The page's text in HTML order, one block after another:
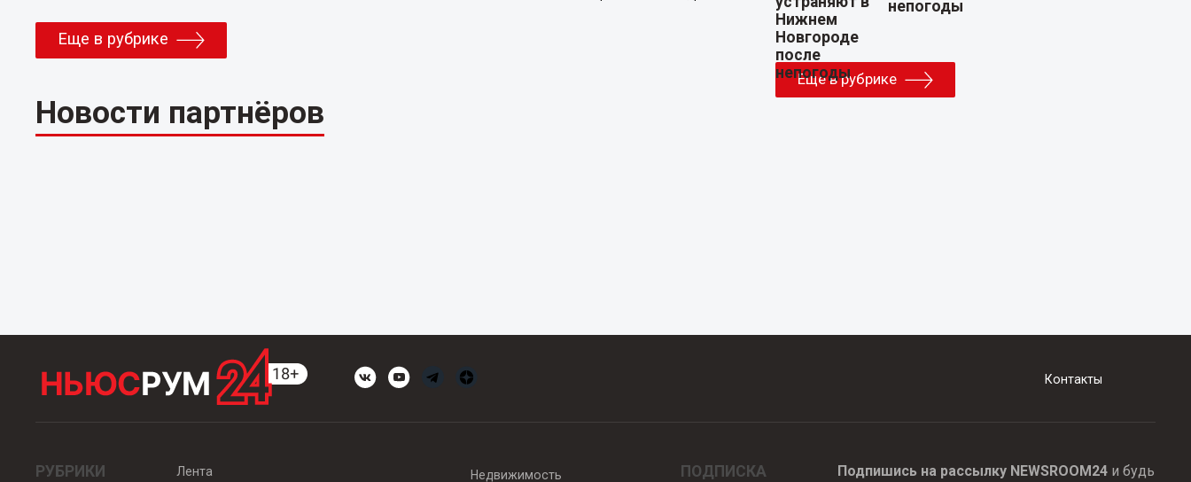
Еще в рубрике
Новости партнёров
непогоды
Еще в рубрике
Контакты
РУБРИКИ Лента Недвижимость ПОДПИСКА Подпишись на рассылку NEWSROOM24и будь